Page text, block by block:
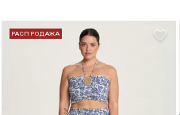
РАСПРОДАЖА